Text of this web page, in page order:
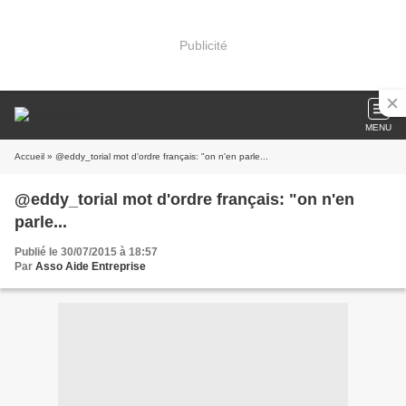
Publicité
MENU
Accueil » @eddy_torial mot d'ordre français: "on n'en parle...
@eddy_torial mot d'ordre français: "on n'en
parle...
Publié le 30/07/2015 à 18:57
Par Asso Aide Entreprise